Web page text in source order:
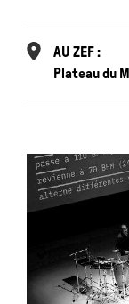
AU ZEF :
Plateau du